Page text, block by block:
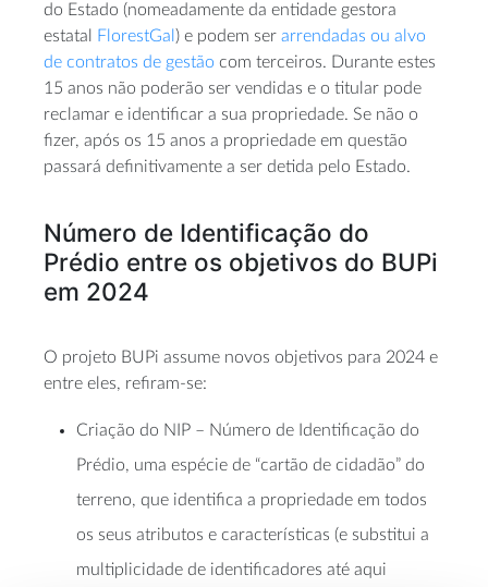
do Estado (nomeadamente da entidade gestora
estatal
FlorestGal ) e podem ser arrendadas ou alvo
de contratos de gestão com terceiros. Durante estes
15 anos não poderão ser vendidas e o titular pode
reclamar e identificar a sua propriedade. Se não o
fizer, após os 15 anos a propriedade em questão
passará definitivamente a ser detida pelo Estado.
Número de Identificação do
Prédio entre os objetivos do BUPi
em 2024
O projeto BUPi assume novos objetivos para 2024 e
entre eles, refiram-se:
Criação do NIP – Número de Identificação do
Prédio, uma espécie de “cartão de cidadão” do
terreno, que identifica a propriedade em todos
os seus atributos e características (e substitui a
multiplicidade de identificadores até aqui